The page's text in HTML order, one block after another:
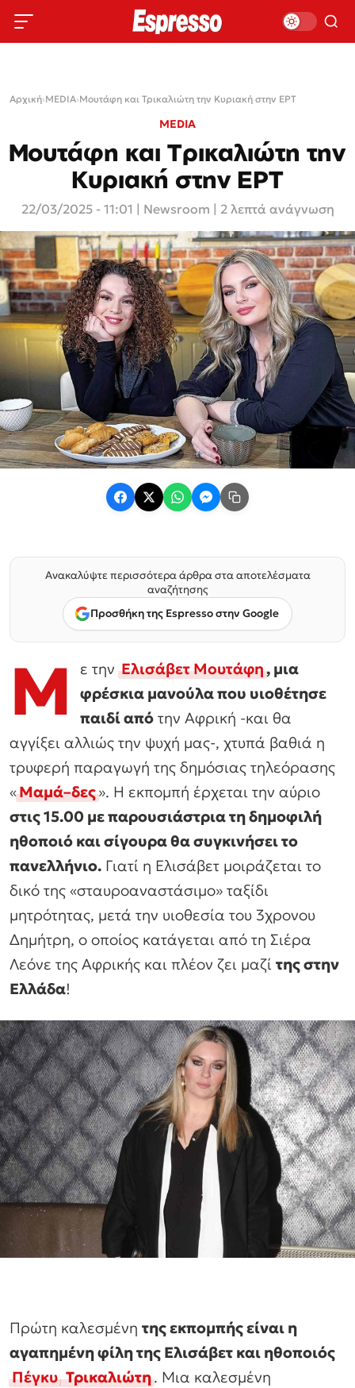
Αρχική›MEDIA›Μουτάφη και Τρικαλιώτη την Κυριακή στην ΕΡΤ
MEDIA
Μουτάφη και Τρικαλιώτη την
Κυριακή στην ΕΡΤ
22/03/2025 - 11:01 Newsroom | 2 λεπτά ανάγνωση
Ανακαλύψτε περισσότερα άρθρα στα αποτελέσματα
αναζήτησης
Προσθήκη της Espresso στην Google
Μ ε τηνΕλισάβετ Μουτάφη, μια
φρέσκια μανούλα που υιοθέτησε
παιδί από την Αφρική -και θα
αγγίξει αλλιώς την ψυχή μας-, χτυπά βαθιά η
τρυφερή παραγωγή της δημόσιας τηλεόρασης
«Μαμά–δες». Η εκπομπή έρχεται την αύριο
στις 15.00 με παρουσιάστρια τη δημοφιλή
ηθοποιό και σίγουρα θα συγκινήσει το
πανελλήνιο. Γιατί η Ελισάβετ μοιράζεται το
δικό της «σταυροαναστάσιμο» ταξίδι
μητρότητας, μετά την υιοθεσία του 3χρονου
Δημήτρη, ο οποίος κατάγεται από τη Σιέρα
Λεόνε της Αφρικής και πλέον ζει μαζί της στην
Ελλάδα!
Πρώτη καλεσμένη της εκπομπής είναι η
αγαπημένη φίλη της Ελισάβετ και ηθοποιός
Πέγκυ Τρικαλιώτη. Μια καλεσμένη